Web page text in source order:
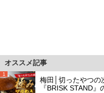
オススメ記事
1
梅田│切ったやつの
『BRISK STAND』